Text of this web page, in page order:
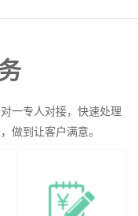
一专人对接，快速处理
做到让客户满意。